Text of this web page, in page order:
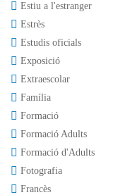
Estiu a l'estranger
Estrès
Estudis oficials
Exposició
Extraescolar
Família
Formació
Formació Adults
Formació d'Adults
Fotografia
Francès